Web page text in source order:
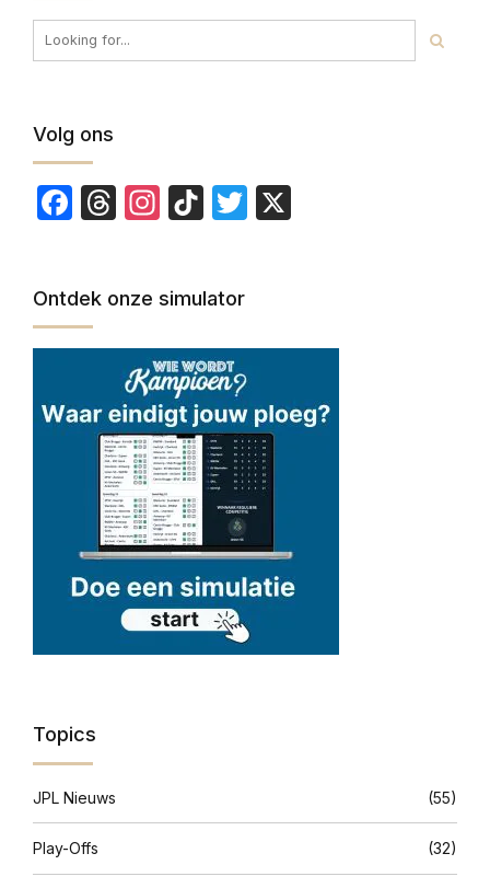
Volg ons
Facebook
Threads
Instagram
TikTokTwitter
Ontdek onze simulator
Topics
JPL Nieuws (55)
Play-Offs (32)